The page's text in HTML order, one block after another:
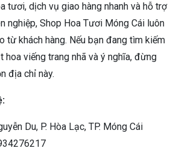
tươi, dịch vụ giao hàng nhanh và hỗ trợ
nghiệp, Shop Hoa Tươi Móng Cái luôn
từ khách hàng. Nếu bạn đang tìm kiếm
viếng trang nhã và ý nghĩa, đừng
địa chỉ này.
Du, P. Hòa Lạc, TP. Móng Cái